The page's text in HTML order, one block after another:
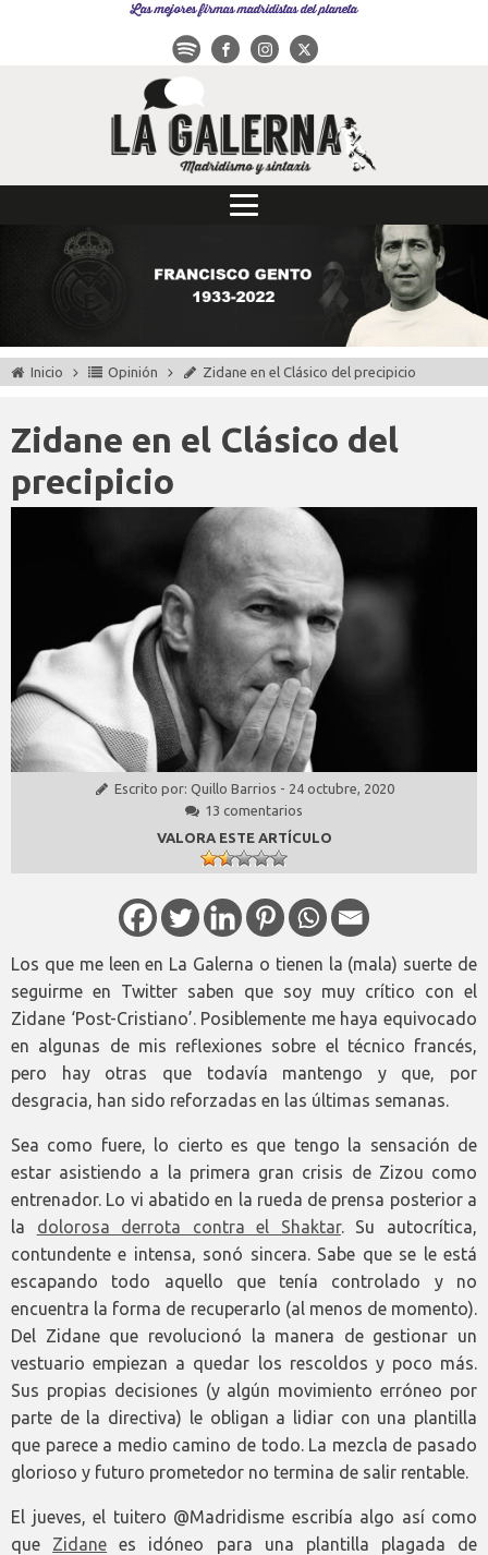
Las mejores firmas madridistas del planeta
Inicio Opinión Zidane en el Clásico del precipicio
Zidane en el Clásico del
precipicio
Escrito por: Quillo Barrios - 24 octubre, 2020
13 comentarios
VALORA ESTE ARTÍCULO
Los que me leen en La Galerna o tienen la (mala) suerte de
seguirme en Twitter saben que soy muy crítico con el
Zidane ‘Post-Cristiano’. Posiblemente me haya equivocado
en algunas de mis reflexiones sobre el técnico francés,
pero hay otras que todavía mantengo y que, por
desgracia, han sido reforzadas en las últimas semanas.
Sea como fuere, lo cierto es que tengo la sensación de
estar asistiendo a la primera gran crisis de Zizou como
entrenador. Lo vi abatido en la rueda de prensa posterior a
la dolorosa derrota contra el Shaktar. Su autocrítica,
contundente e intensa, sonó sincera. Sabe que se le está
escapando todo aquello que tenía controlado y no
encuentra la forma de recuperarlo (al menos de momento).
Del Zidane que revolucionó la manera de gestionar un
vestuario empiezan a quedar los rescoldos y poco más.
Sus propias decisiones (y algún movimiento erróneo por
parte de la directiva) le obligan a lidiar con una plantilla
que parece a medio camino de todo. La mezcla de pasado
glorioso y futuro prometedor no termina de salir rentable.
El jueves, el tuitero @Madridisme escribía algo así como
que Zidane es idóneo para una plantilla plagada de